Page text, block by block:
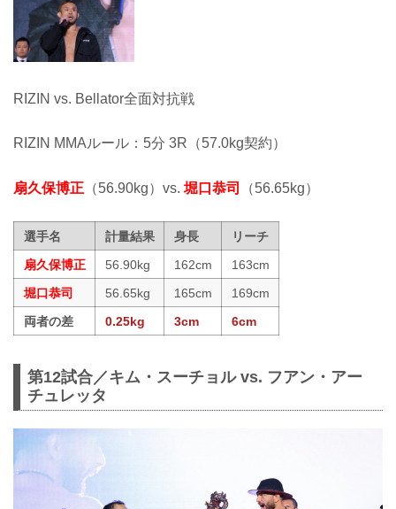
RIZIN vs. Bellator全面対抗戦
RIZIN MMAルール：5分 3R（57.0kg契約）
扇久保博正 （56.90kg）vs. 堀口恭司 （56.65kg）
選手名 計量結果 身長
リーチ
扇久保博正
56.90kg 162cm
163cm
堀口恭司
56.65kg 165cm
169cm
両者の差
0.25kg 3cm 6cm
第12試合／キム・スーチョル vs. フアン・アー
チュレッタ